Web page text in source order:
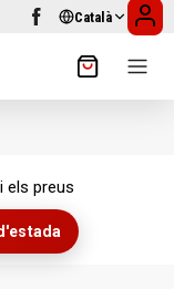
Català
els preus